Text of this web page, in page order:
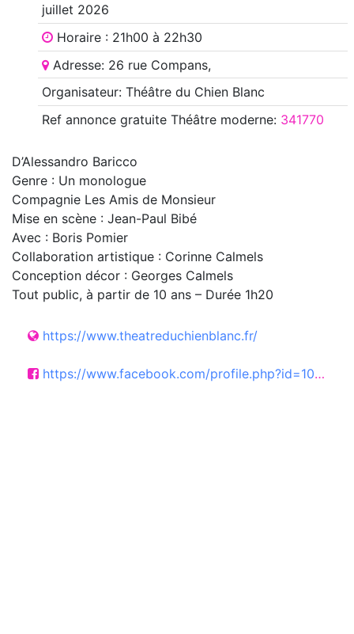
juillet 2026
Horaire : 21h00 à 22h30
Adresse: 26 rue Compans,
Organisateur: Théâtre du Chien Blanc
Ref annoncegratuite Théâtre moderne: 341770
D’Alessandro Baricco
Genre : Un monologue
Compagnie Les Amis de Monsieur
Mise en scène : Jean-Paul Bibé
Avec : Boris Pomier
Collaboration artistique : Corinne Calmels
Conception décor : Georges Calmels
Tout public, à partir de 10 ans – Durée 1h20
https://www.theatreduchienblanc.fr/
https://www.facebook.com/profile.php?id=100041926303525#